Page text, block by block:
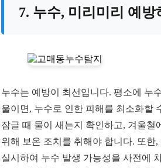
7. 누수, 미리미리 예방
누수는 예방이 최선입니다. 평소에 누
울이면, 누수로 인한 피해를 최소화할
잠글 때 물이 새는지 확인하고, 겨울철
위해 보온 조치를 취해야 합니다. 또한
실시하여 누수 발생 가능성을 사전에